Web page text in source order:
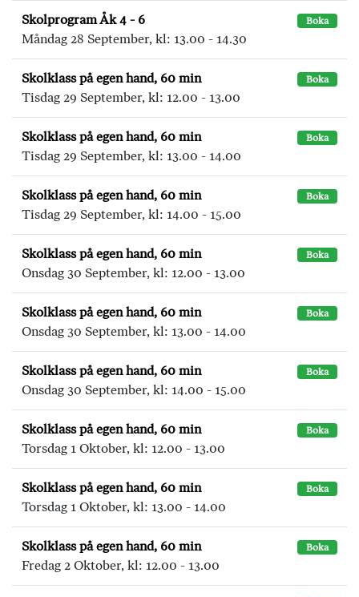
Skolprogram Åk 4 - 6 Boka
Måndag 28 September, kl: 13.00 - 14.30
Skolklass på egen hand, 60 min Boka
Tisdag 29 September, kl: 12.00 - 13.00
Skolklass på egen hand, 60 min Boka
Tisdag 29 September, kl: 13.00 - 14.00
Skolklass på egen hand, 60 min Boka
Tisdag 29 September, kl: 14.00 - 15.00
Skolklass på egen hand, 60 min Boka
Onsdag 30 September, kl: 12.00 - 13.00
Skolklass på egen hand, 60 min Boka
Onsdag 30 September, kl: 13.00 - 14.00
Skolklass på egen hand, 60 min Boka
Onsdag 30 September, kl: 14.00 - 15.00
Skolklass på egen hand, 60 min Boka
Torsdag 1 Oktober, kl: 12.00 - 13.00
Skolklass på egen hand, 60 min Boka
Torsdag 1 Oktober, kl: 13.00 - 14.00
Skolklass på egen hand, 60 min Boka
Fredag 2 Oktober, kl: 12.00 - 13.00